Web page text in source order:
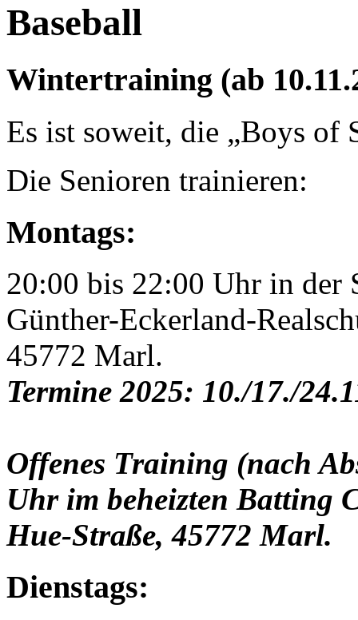
Baseball
Wintertraining (ab
Es ist soweit, die „Boys of
Die Senioren trainieren:
Montags:
20:00 bis 22:00 Uhr in der
Günther-Eckerland-
45772 Marl.
Termine 2025: 10./17./
Offenes Training (nach
Uhr im beheizten Batting
Hue-Straße, 45772 Marl.
Dienstags: